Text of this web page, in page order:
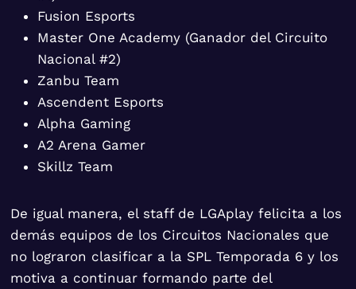
Fusion Esports
Master One Academy (Ganador del Circuito
Nacional #2)
Zanbu Team
Ascendent Esports
Alpha Gaming
A2 Arena Gamer
Skillz Team
De igual manera, el staff de LGAplay felicita a los
demás equipos de los Circuitos Nacionales que
no lograron clasificar a la SPL Temporada 6 y los
motiva a continuar formando parte del